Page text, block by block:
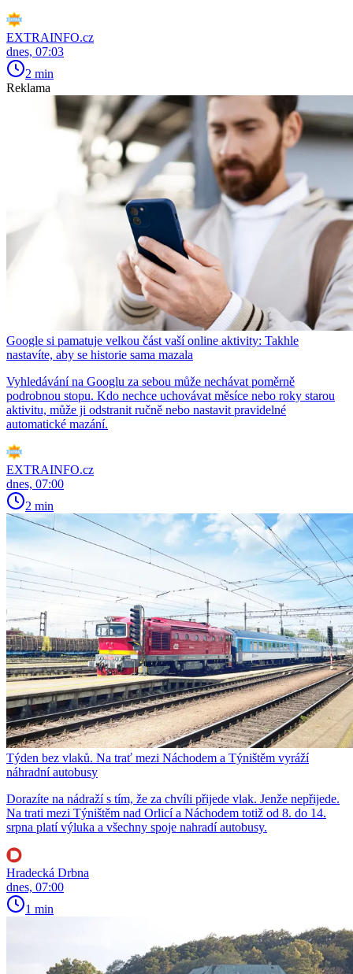
EXTRAINFO.cz
dnes, 07:03
2 min
Reklama
Google si pamatuje velkou část vaší online aktivity: Takhle
nastavíte, aby se historie sama mazala
Vyhledávání na Googlu za sebou může nechávat poměrně
podrobnou stopu. Kdo nechce uchovávat měsíce nebo roky starou
aktivitu, může ji odstranit ručně nebo nastavit pravidelné
automatické mazání.
EXTRAINFO.cz
dnes, 07:00
2 min
Týden bez vlaků. Na trať mezi Náchodem a Týništěm vyráží
náhradní autobusy
Dorazíte na nádraží s tím, že za chvíli přijede vlak. Jenže nepřijede.
Na trati mezi Týništěm nad Orlicí a Náchodem totiž od 8. do 14.
srpna platí výluka a všechny spoje nahradí autobusy.
Hradecká Drbna
dnes, 07:00
1 min